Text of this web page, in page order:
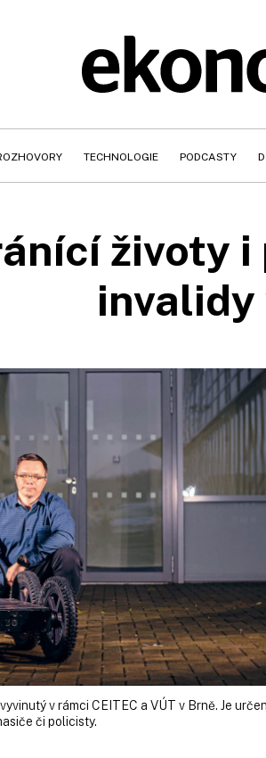
TECHNOLOGIE PODCASTY
životy
invalidy
v rámci CEITEC a VÚT v Brně. Je určen
či policisty.